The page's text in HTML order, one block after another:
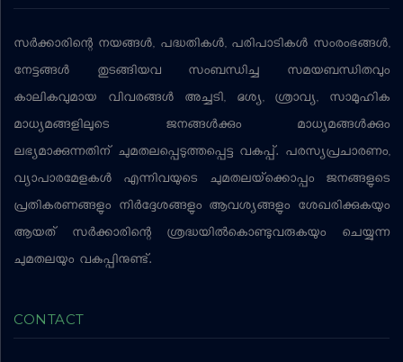
സര്‍ക്കാരിന്റെ നയങ്ങള്‍, പദ്ധതികള്‍, പരിപാടികള്‍ സംരംഭങ്ങള്‍,
നേട്ടങ്ങള്‍ തുടങ്ങിയവ സംബന്ധിച്ച സമയബന്ധിതവും
കാലികവുമായ വിവരങ്ങള്‍ അച്ചടി, ദൃശ്യ, ശ്രാവ്യ, സാമൂഹിക
മാധ്യമങ്ങളിലൂടെ ജനങ്ങള്‍ക്കും മാധ്യമങ്ങള്‍ക്കും
ലഭ്യമാക്കുന്നതിന് ചുമതലപ്പെടുത്തപ്പെട്ട വകുപ്പ്. പരസ്യപ്രചാരണം,
വ്യാപാരമേളകള്‍ എന്നിവയുടെ ചുമതലയ്‌ക്കൊപ്പം ജനങ്ങളുടെ
പ്രതികരണങ്ങളും നിര്‍ദ്ദേശങ്ങളും ആവശ്യങ്ങളും ശേഖരിക്കുകയും
ആയത് സര്‍ക്കാരിന്റെ ശ്രദ്ധയില്‍കൊണ്ടുവരുകയും ചെയ്യുന്ന
ചുമതലയും വകുപ്പിനുണ്ട്.
CONTACT